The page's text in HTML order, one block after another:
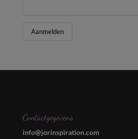
Contactgegevens
info@jorinspiration.com